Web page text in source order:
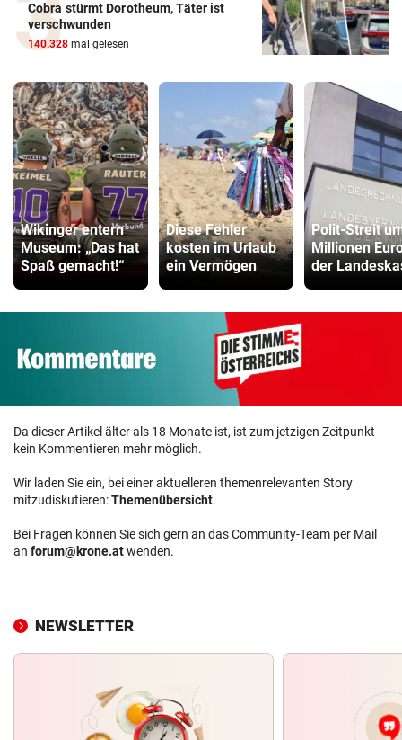
Cobra stürmt Dorotheum, Täter ist
verschwunden
140.328 mal gelesen
Wikinger entern
Museum: „Das hat
Spaß gemacht!“
Diese Fehler
kosten im Urlaub
ein Vermögen
Polit-Streit
Millionen
der
Da dieser Artikel älter als 18 Monate ist, ist zum jetzigen Zeitpunkt
kein Kommentieren mehr möglich.
Wir laden Sie ein, bei einer aktuelleren themenrelevanten Story
mitzudiskutieren:Themenübersicht.
Bei Fragen können Sie sich gern an das Community-Team per Mail
an forum@krone.atwenden.
NEWSLETTER